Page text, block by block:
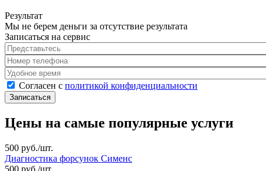
Результат
Мы не берем деньги за отсутствие результата
Записаться на сервис
Представьтесь
Номер телефона
Удобное время
Согласен с политикой конфиденциальности*
Согласен с политикой конфиденциальности
Цены на самые популярные услуги
500 руб./шт.
Диагностика форсунок Сименс
500 руб./шт.